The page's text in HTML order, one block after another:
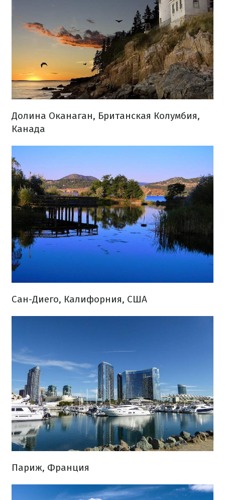
Долина Оканаган, Британская Колумбия,
Канада
Сан-Диего, Калифорния, США
Париж, Франция